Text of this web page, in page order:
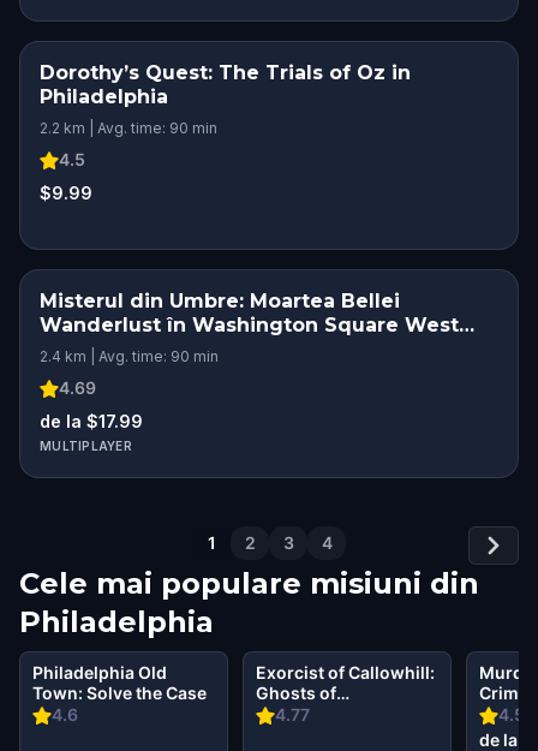
Dorothy’s Quest: The Trials of Oz in
Philadelphia
2.2 km | Avg. time: 90 min
4.5
$9.99
Misterul din Umbre: Moartea Bellei
Wanderlust în Washington Square West
Philadelphia
2.4 km | Avg. time: 90 min
4.69
de la $17.99
MULTIPLAYER
1 2 3 4
Cele mai populare misiuni din
Philadelphia
4.6
Philadelphia Old
Town: Solve the Case
4.77
Exorcist of Callowhill:
Ghosts of
Philadelphia
4.5
Crime
Center
de la